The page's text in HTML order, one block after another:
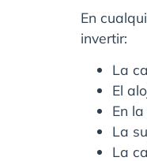
En
invertir:
La
El
En
La
La